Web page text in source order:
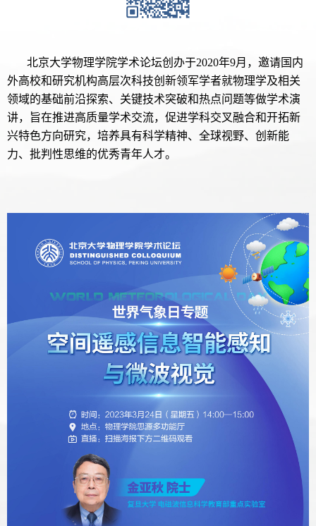
北京大学物理学院学术论坛创办于2020年9月，邀请国内
外高校和研究机构高层次科技创新领军学者就物理学及相关
领域的基础前沿探索、关键技术突破和热点问题等做学术演
讲，旨在推进高质量学术交流，促进学科交叉融合和开拓新
兴特色方向研究，培养具有科学精神、全球视野、创新能
力、批判性思维的优秀青年人才。